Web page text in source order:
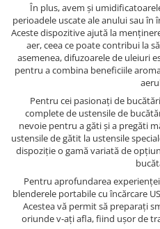
În plus, avem și
perioadele uscate ale anului sau în
Aceste dispozitive ajută la
aer, ceea ce poate contribui la
asemenea, difuzoarele de uleiuri
pentru a combina beneficiile
Pentru cei pasionați de
complete de ustensile de
nevoie pentru a găti și a pregăti
ustensile de gătit la ustensile
dispoziție o gamă variată de
Pentru aprofundarea
blenderele portabile cu încărcare
Acestea vă permit să preparați
oriunde v-ați afla, fiind ușor de